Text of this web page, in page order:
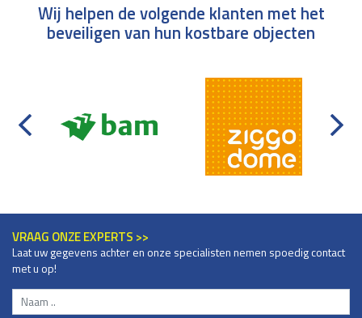
Wij helpen de volgende klanten met het
beveiligen van hun kostbare objecten
VRAAG ONZE EXPERTS >>
Laat uw gegevens achter en onze specialisten nemen spoedig contact
met u op!